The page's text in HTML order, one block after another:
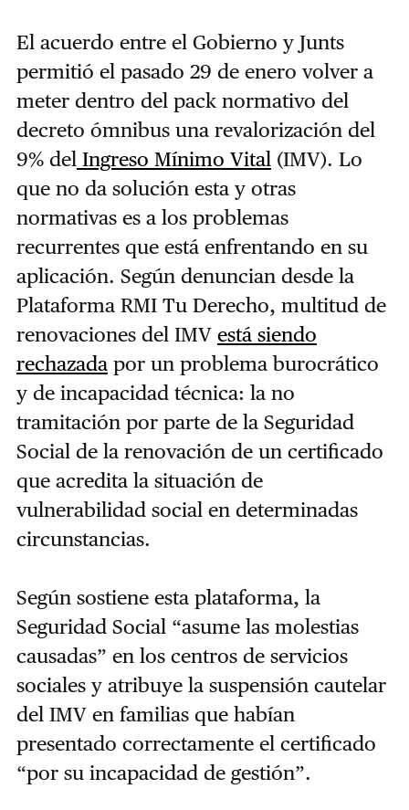
El acuerdo entre el Gobierno y Junts
permitió el pasado 29 de enero volver a
meter dentro del pack normativo del
decreto ómnibus una revalorización del
9% del Ingreso Mínimo Vital (IMV). Lo
que no da solución esta y otras
normativas es a los problemas
recurrentes que está enfrentando en su
aplicación. Según denuncian desde la
Plataforma RMI Tu Derecho, multitud de
renovaciones del IMV está siendo
rechazadapor un problema burocrático
y de incapacidad técnica: la no
tramitación por parte de la Seguridad
Social de la renovación de un certificado
que acredita la situación de
vulnerabilidad social en determinadas
circunstancias.
Según sostiene esta plataforma, la
Seguridad Social “asume las molestias
causadas” en los centros de servicios
sociales y atribuye la suspensión cautelar
del IMV en familias que habían
presentado correctamente el certificado
“por su incapacidad de gestión”.